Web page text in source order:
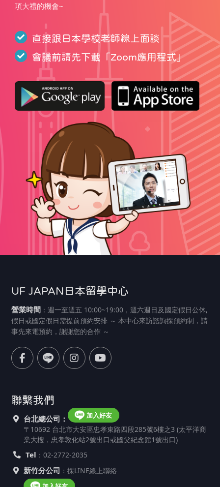
項大禮的機會~
直接跟日本學校老師線上面談
會議前請先下載「Zoom應用程式」
UF JAPAN日本留學中心
營業時間：週一至週五 10:00~19:00，週六週日及國定假日公休,
假日或國定假日需提前預約安排 ～ 本中心來訪諮詢採預約制，請
事先來電預約，謝謝您的合作 ～
聯繫我們
台北總公司： 加入好友
〒10692 台北市大安區忠孝東路四段285號6樓之3 (太平洋商
業大樓，忠孝敦化站2號出口或國父紀念館1號出口)
Tel ：02-2772-2035
新竹分公司 ：採LINE線上聯絡